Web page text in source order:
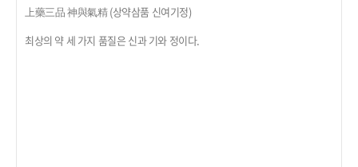
上藥三品 神與氣精 (상약삼품 신여기정)
최상의 약 세 가지 품질은 신과 기와 정이다.